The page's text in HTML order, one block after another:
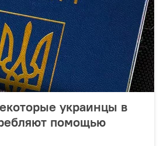
украинцы в
помощью